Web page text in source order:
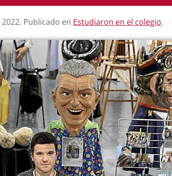
. Publicado en Estudiaron en el colegio.